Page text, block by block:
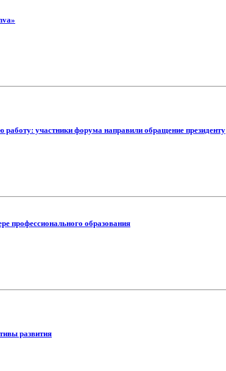
участники форума направили обращение президенту
профессионального образования
развития